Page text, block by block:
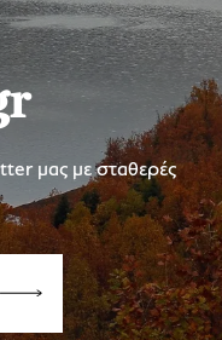
μας με σταθερές